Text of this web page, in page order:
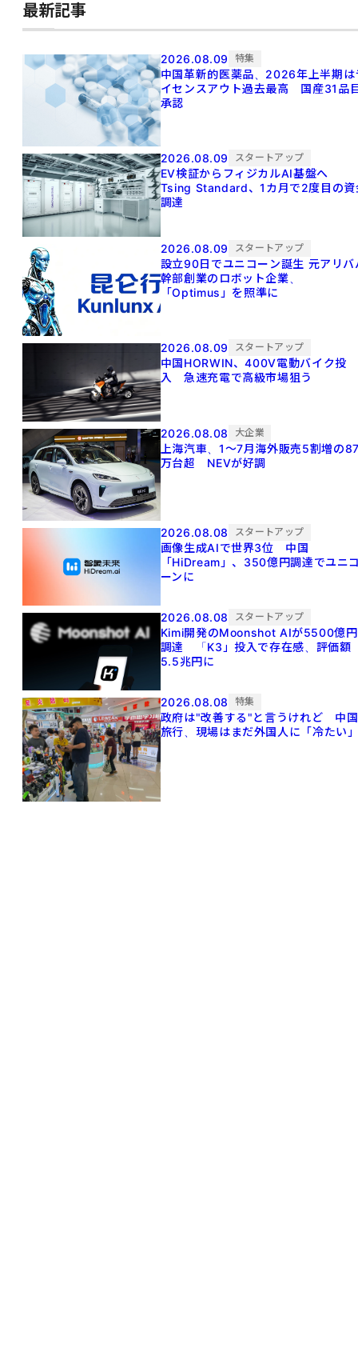
最新記事
2026.08.09 特集
中国革新的医薬品、2026年上半期は
イセンスアウト過去最高 国産31品
承認
2026.08.09 スタートアップ
EV検証からフィジカルAI基盤へ
Tsing Standard、1カ月で2度目の資
調達
2026.08.09 スタートアップ
設立90日でユニコーン誕生 元アリババ
幹部創業のロボット企業、
「Optimus」を照準に
2026.08.09 スタートアップ
中国HORWIN、400V電動バイク投
入 急速充電で高級市場狙う
2026.08.08 大企業
上海汽車、1～7月海外販売5割増の
万台超 NEVが好調
2026.08.08 スタートアップ
画像生成AIで世界3位 中国
「HiDream」、350億円調達でユニ
ーンに
2026.08.08 スタートアップ
Kimi開発のMoonshot AIが5500億円
調達 「K3」投入で存在感、評価額
5.5兆円に
2026.08.08 特集
政府は"改善する"と言うけれど 中国
旅行、現場はまだ外国人に「冷たい